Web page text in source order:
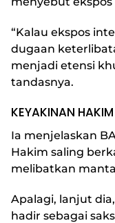
“Kalau ekspos
dugaan
menjadi etensi
tandasnya.
KEYAKINAN HAKIM
Ia menjelaskan
Hakim saling
melibatkan
Apalagi, lanjut
hadir sebagai